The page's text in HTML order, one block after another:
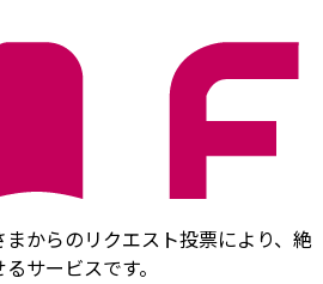
からのリクエスト投票により、絶
サービスです。